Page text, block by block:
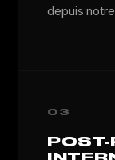
depuis
03